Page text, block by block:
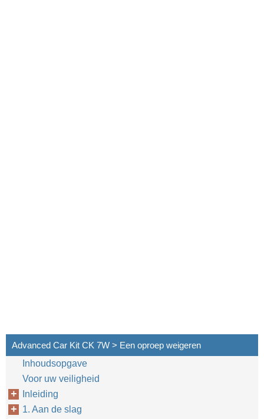
Advanced Car Kit CK 7W > Een oproep weigeren
Inhoudsopgave
Voor uw veiligheid
Inleiding
1. Aan de slag